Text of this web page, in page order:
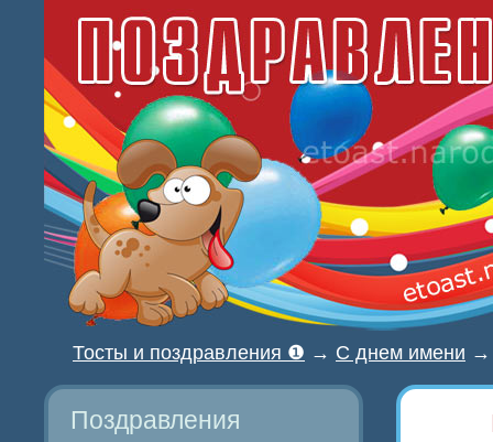
Тосты и поздравления ❶ → С днем имени
Поздравления